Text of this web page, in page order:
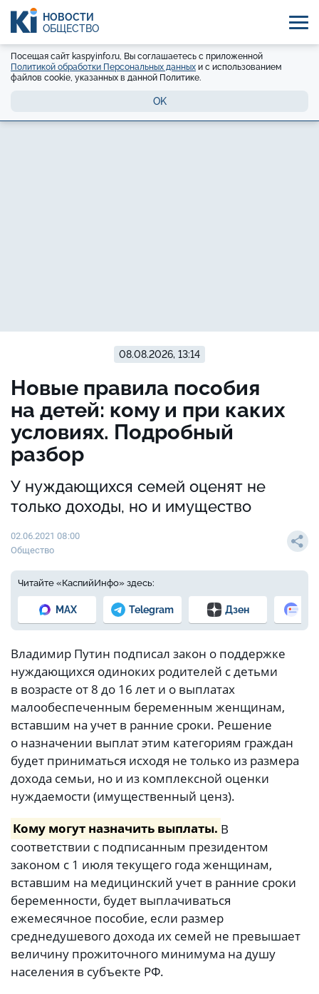
НОВОСТИ
ОБЩЕСТВО
Посещая сайт kaspyinfo.ru, Вы соглашаетесь с приложенной
Политикой обработки Персональных данных и с использованием
файлов cookie, указанных в данной Политике.
OK
08.08.2026, 13:14
Новые правила пособия
на детей: кому и при каких
условиях. Подробный
разбор
У нуждающихся семей оценят не
только доходы, но и имущество
02.06.2021 08:00
Общество
Читайте «КаспийИнфо» здесь:
MAX Telegram Дзен
Владимир Путин подписал закон о поддержке
нуждающихся одиноких родителей с детьми
в возрасте от 8 до 16 лет и о выплатах
малообеспеченным беременным женщинам,
вставшим на учет в ранние сроки. Решение
о назначении выплат этим категориям граждан
будет приниматься исходя не только из размера
дохода семьи, но и из комплексной оценки
нуждаемости (имущественный ценз).
Кому могут назначить выплаты. В
соответствии с подписанным президентом
законом с 1 июля текущего года женщинам,
вставшим на медицинский учет в ранние сроки
беременности, будет выплачиваться
ежемесячное пособие, если размер
среднедушевого дохода их семей не превышает
величину прожиточного минимума на душу
населения в субъекте РФ.